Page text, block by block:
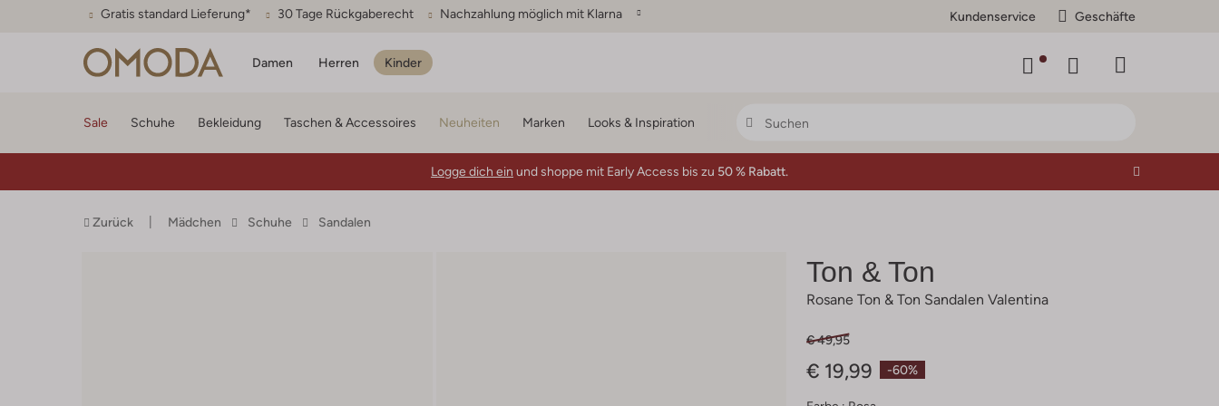
Gratis standard Lieferung* 30 Tage Rückgaberecht Nachzahlung möglich mit Klarna Kundenservice Geschäfte
Damen Herren Kinder
Sale Schuhe Bekleidung Taschen & Accessoires Neuheiten Marken Looks & Inspiration
Logge dich ein und shoppe mit Early Access bis zu 50 % Rabatt.
Zurück Mädchen Schuhe Sandalen
Ton & Ton
Rosane Ton & Ton Sandalen Valentina
-60%
€ 49,95
€ 19,99